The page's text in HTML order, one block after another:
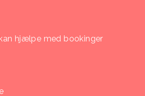
hjælpe med bookinger